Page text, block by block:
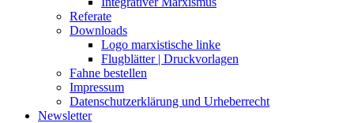
Referate
Downloads
Logo marxistische linke
Flugblätter | Druckvorlagen
Fahne bestellen
Impressum
Datenschutzerklärung und Urheberrecht
Newsletter